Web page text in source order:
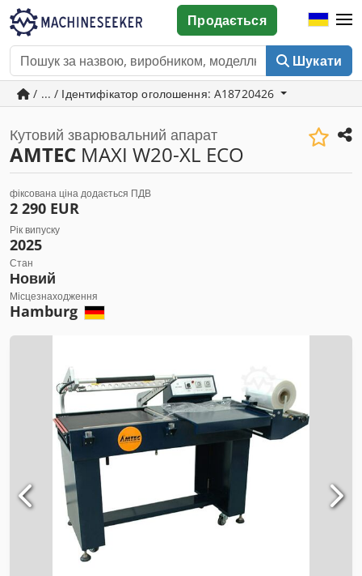
Шукати
Продається
/ ... / Ідентифікатор оголошення: A18720426
Кутовий зварювальний апарат
AMTEC MAXI W20-XL ECO
фіксована ціна додається ПДВ
2 290 EUR
Рік випуску
2025
Стан
Новий
Місцезнаходження
Hamburg